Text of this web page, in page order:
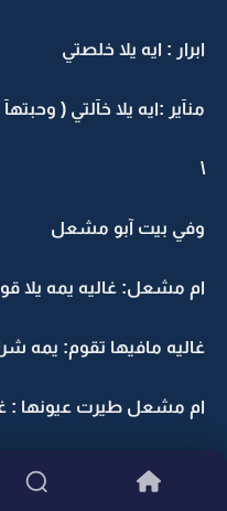
ابرار : ايه يلا خلصتي
منآير :ايه يلا خآلتي (
\
وفي بيت آبو مشعل
ام مشعل: غاليه يمه يلا
غاليه مافيها تقوم: يمه
ام مشعل طيرت عيونها :
غاليه :